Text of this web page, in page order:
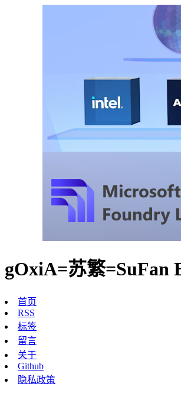
gOxiA=苏繁=SuFan
首页
RSS
标签
留言
关于
Github
隐私政策